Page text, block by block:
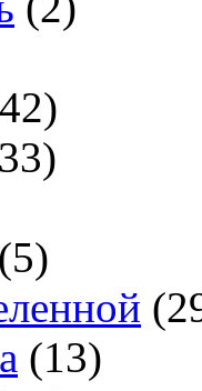
(5)
(13)